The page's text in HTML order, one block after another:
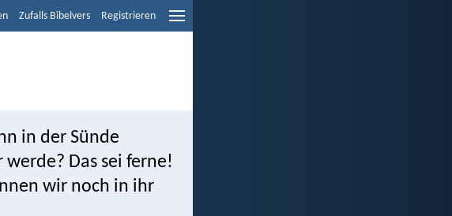
Zufalls Bibelvers Registrieren
in der Sünde
Das sei ferne!
wir noch in ihr